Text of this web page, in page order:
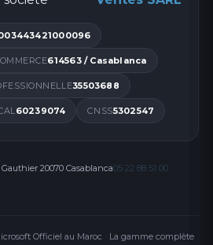
614563 / Casablanca
35503688
60239074 CNSS5302547
20070 Casablanca05 22 88 51 00
Officiel au Maroc · La gamme complète